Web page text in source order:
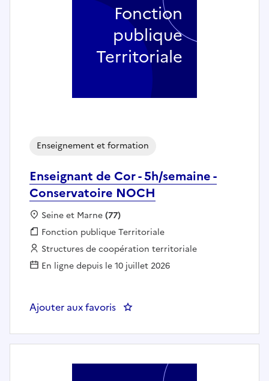
Enseignant de Cor - 5h/semaine -
Conservatoire NOCH
Enseignement et formation
Localisation :
Seine et Marne(77)
Fonction publique :
Fonction publique Territoriale
Employeur :
Structures de coopération territoriale
En ligne depuis le 10 juillet 2026
Ajouter aux favoris : Enseignant de Cor - 5h/
Fonction
publique
Territoriale